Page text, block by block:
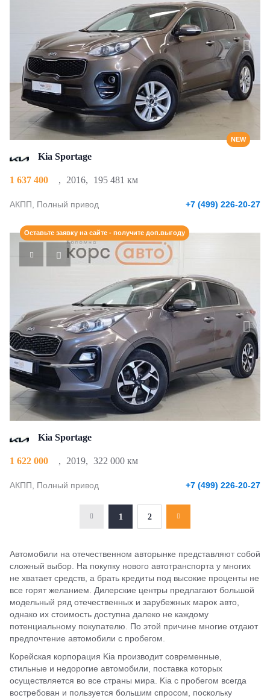
NEW
Kia Sportage
1 637 400 , 2016, 195 481 км
АКПП, Полный привод +7 (499) 226-20-27
Оставьте заявку на сайте - получите доп.выгоду
Kia Sportage
1 622 000 , 2019, 322 000 км
АКПП, Полный привод +7 (499) 226-20-27
1 2
Автомобили на отечественном авторынке представляют собой
сложный выбор. На покупку нового автотранспорта у многих
не хватает средств, а брать кредиты под высокие проценты не
все горят желанием. Дилерские центры предлагают большой
модельный ряд отечественных и зарубежных марок авто,
однако их стоимость доступна далеко не каждому
потенциальному покупателю. По этой причине многие отдают
предпочтение автомобили с пробегом.
Корейская корпорация Kia производит современные,
стильные и недорогие автомобили, поставка которых
осуществляется во все страны мира. Kia с пробегом всегда
востребован и пользуется большим спросом, поскольку